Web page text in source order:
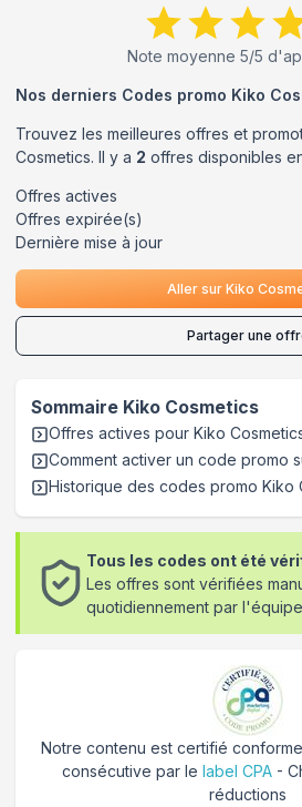
Note moyenne 5/5
Nos derniers Codes promo Kiko
Trouvez les meilleures offres et
Cosmetics. Il y a 2 offres disponibles
Offres actives
Offres expirée(s)
Dernière mise à jour
Aller sur Kiko
Partager une
Sommaire Kiko Cosmetics
Offres actives pour Kiko
Comment activer un code promo
Historique des codes promo Kiko
Tous les codes ont été
Les offres sont vérifiées
quotidiennement par
Notre contenu est certifié
consécutive par le label CPA -
réductions